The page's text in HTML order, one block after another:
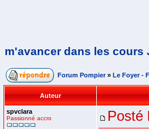
m'avancer dans les cours
Forum Pompier » Le Foyer -
Auteur
spvclara
Passionné accro Posté